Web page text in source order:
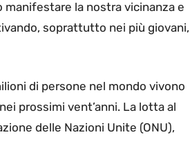
manifestare la nostra vicinanza e
soprattutto nei più giovani,
di persone nel mondo vivono
prossimi vent’anni. La lotta al
delle Nazioni Unite (ONU),